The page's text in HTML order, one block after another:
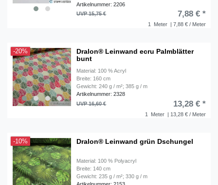
Artikelnummer: 2206
1 Meter | 7,88 € / Meter
UVP 15,75 € 7,88 € *
-20%
Dralon® Leinwand ecru Palmblätter
bunt
Material: 100 % Acryl
Breite: 160 cm
Gewicht: 240 g / m²; 385 g / m
Artikelnummer: 2328
1 Meter | 13,28 € / Meter
UVP 16,60 € 13,28 € *
-10% Dralon® Leinwand grün Dschungel
Material: 100 % Polyacryl
Breite: 140 cm
Gewicht: 235 g / m²; 330 g / m